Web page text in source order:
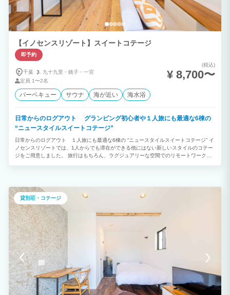
【イノセンスリゾート】スイートコテージ
即予約
千葉 九十九里・ 銚子・ 一宮
定員 1〜2名
(税込)
¥ 8,700〜
バーベキュー サウナ 海が近い 海水浴
日常からのログアウト グランピング初心者や１人旅にも最適な6棟の
“ニュースタイルスイートコテージ”
日常からのログアウト １人旅にも最適な6棟の “ニュースタイルスイートコテージ” イ
ノセンスリゾートでは、1人からでも滞在ができる他にはない新しいスタイルのコテー
ジをご用意しました。 旅行はもちろん、ラグジュアリーな空間でのリモートワークと
お楽しみください。
貸別荘・コテージ